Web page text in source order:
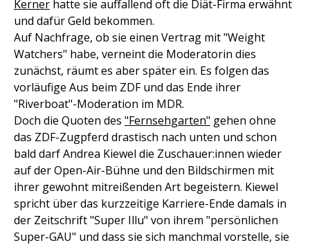
Kerner hatte sie auffallend oft die Diät-Firma erwähnt
und dafür Geld bekommen.
Auf Nachfrage, ob sie einen Vertrag mit "Weight
Watchers" habe, verneint die Moderatorin dies
zunächst, räumt es aber später ein. Es folgen das
vorläufige Aus beim ZDF und das Ende ihrer
"Riverboat"-Moderation im MDR.
Doch die Quoten des "Fernsehgarten" gehen ohne
das ZDF-Zugpferd drastisch nach unten und schon
bald darf Andrea Kiewel die Zuschauer:innen wieder
auf der Open-Air-Bühne und den Bildschirmen mit
ihrer gewohnt mitreißenden Art begeistern. Kiewel
spricht über das kurzzeitige Karriere-Ende damals in
der Zeitschrift "Super Illu" von ihrem "persönlichen
Super-GAU" und dass sie sich manchmal vorstelle, sie